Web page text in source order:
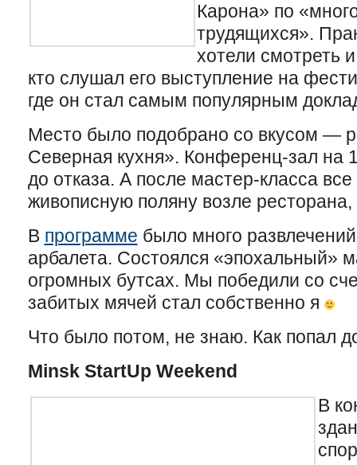
Карона» по
трудящихся».
хотели смотреть
кто слушал его выступление на
где он стал самым популярным
Место было подобрано со вкусом —
Северная кухня». Конференц-зал на
до отказа. А после мастер-класса
живописную поляну возле
В программе было много
арбалета. Состоялся «эпохальный»
огромных бутсах. Мы победили со
забитых мячей стал собственно я
Что было потом, не знаю. Как попал
Minsk StartUp Weekend
В